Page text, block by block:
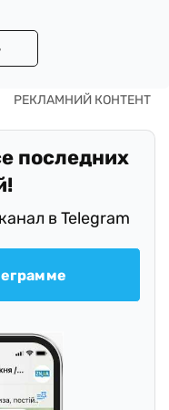
последних
в Telegram